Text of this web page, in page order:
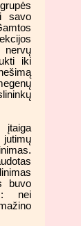
savo
nervų
iki
įtaiga
buvo
nei